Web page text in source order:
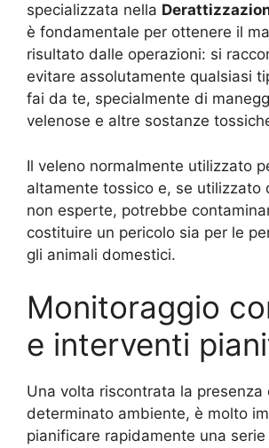
specializzata nella
è fondamentale per ottenere il
risultato dalle operazioni: si
evitare assolutamente qualsiasi
fai da te, specialmente di
velenose e altre sostanze
Il veleno normalmente utilizzato
altamente tossico e, se utilizzato
non esperte, potrebbe
costituire un pericolo sia per le
gli animali domestici.
Monitoraggio
e interventi
Una volta riscontrata la presenza
determinato ambiente, è molto
pianificare rapidamente una